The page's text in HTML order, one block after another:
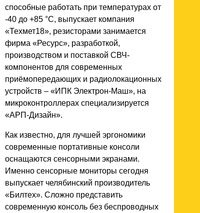
способные работать при температурах от
-40 до +85 °C, выпускает компания
«Техмет18», резисторами занимается
фирма «Ресурс», разработкой,
производством и поставкой СВЧ-
компонентов для современных
приёмопередающих и радиолокационных
устройств – «ИПК Электрон-Маш», на
микроконтроллерах специализируется
«АРП-Дизайн».
Как известно, для лучшей эргономики
современные портативные консоли
оснащаются сенсорными экранами.
Именно сенсорные мониторы сегодня
выпускает челябинский производитель
«Билтех». Сложно представить
современную консоль без беспроводных